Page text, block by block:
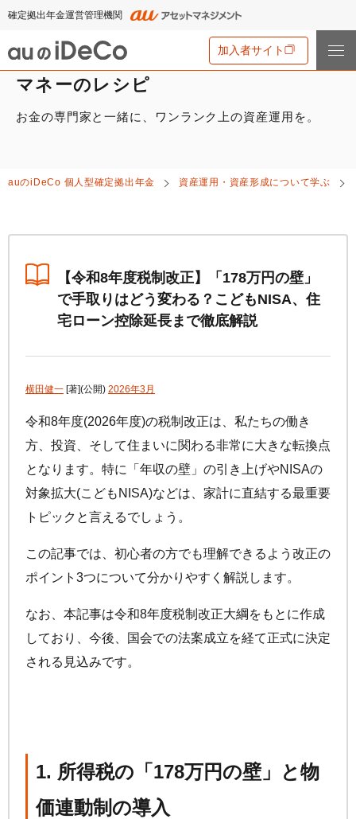
確定拠出年金運営管理機関
加入者サイト
iDeCoとは
iDeCoのメリットと留意点
の給付金について
とNISAの違い、併用がオススメな理由とは？
2024年12月制度改正のポイント
auのiDeCoの新規加入方法
他社の
企業型確定拠出年金加入者の転職・退職時の移換手続き
年単位拠出(掛金の納付月と金額を指定)について
お申込書類の書き方と記入例
加入者サイトの使い方ガイド
お申し込み後の手続きの流れ
運営における役割分担・年金資産の保護
マネーのレシピ
用語集
節税シミュレーション
手数料・商品
運用商品一覧
リスク許容度診断
運用商品を知ろう
バランス型投資信託の選び方
運用商品の配分方法
加入者の方
加入者サイトの使い方ガイド
加入後の諸変更手続きについて
お申し込み後に届く書類について
年末調整・確定申告の書き方と記入例
iDeCoの給付金について
マネーのレシピ
お金の専門家と一緒に、ワンランク上の資産運用を。
auのiDeCo 個人型確定拠出年金 資産運用・資産形成について学ぶ
【令和8年度税制改正】「178万円の壁」
で手取りはどう変わる？こどもNISA、住
宅ローン控除延長まで徹底解説
横田健一 [著](公開) 2026年3月
令和8年度(2026年度)の税制改正は、私たちの働き
方、投資、そして住まいに関わる非常に大きな転換点
となります。特に「年収の壁」の引き上げやNISAの
対象拡大(こどもNISA)などは、家計に直結する最重要
トピックと言えるでしょう。
この記事では、初心者の方でも理解できるよう改正の
ポイント3つについて分かりやすく解説します。
なお、本記事は令和8年度税制改正大綱をもとに作成
しており、今後、国会での法案成立を経て正式に決定
される見込みです。
1. 所得税の「178万円の壁」と物
価連動制の導入